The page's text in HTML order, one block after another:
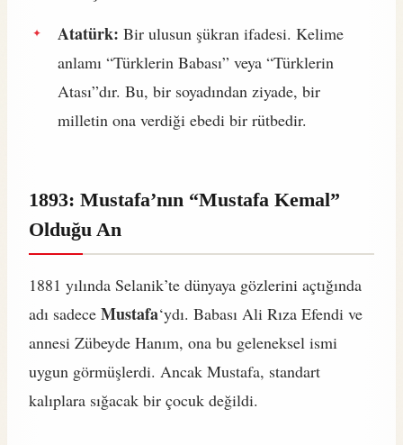
Atatürk: Bir ulusun şükran ifadesi. Kelime
anlamı “Türklerin Babası” veya “Türklerin
Atası”dır. Bu, bir soyadından ziyade, bir
milletin ona verdiği ebedi bir rütbedir.
1893: Mustafa’nın “Mustafa Kemal”
Olduğu An
1881 yılında Selanik’te dünyaya gözlerini açtığında
adı sadece Mustafa‘ydı. Babası Ali Rıza Efendi ve
annesi Zübeyde Hanım, ona bu geleneksel ismi
uygun görmüşlerdi. Ancak Mustafa, standart
kalıplara sığacak bir çocuk değildi.